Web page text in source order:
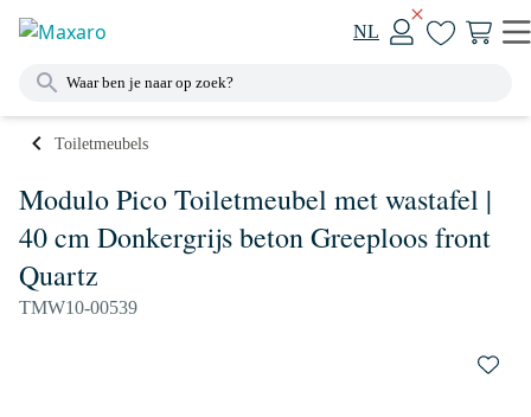
NL
Toiletmeubels
Modulo Pico Toiletmeubel met wastafel |
40 cm Donkergrijs beton Greeploos front
Quartz
TMW10-00539